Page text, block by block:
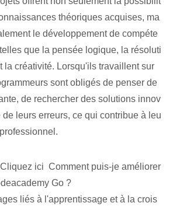
théoriques acquises, ma
le développement de compéte
que la pensée logique, la résoluti
la créativité. Lorsqu'ils travaillent sur
sont obligés de penser de
de rechercher des solutions innov
leurs erreurs, ce qui contribue à leu
ici Comment puis-je améliorer
Go ?
liés à l'apprentissage et à la crois